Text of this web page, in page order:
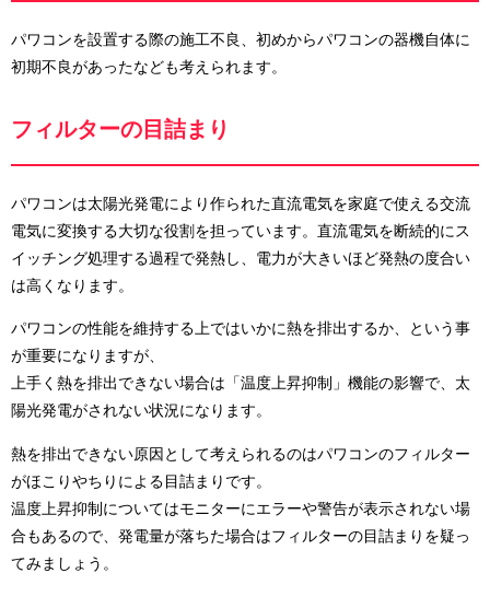
パワコンを設置する際の施工不良、初めからパワコンの器機自体に
初期不良があったなども考えられます。
フィルターの目詰まり
パワコンは太陽光発電により作られた直流電気を家庭で使える交流
電気に変換する大切な役割を担っています。直流電気を断続的にス
イッチング処理する過程で発熱し、電力が大きいほど発熱の度合い
は高くなります。
パワコンの性能を維持する上ではいかに熱を排出するか、という事
が重要になりますが、
上手く熱を排出できない場合は「温度上昇抑制」機能の影響で、太
陽光発電がされない状況になります。
熱を排出できない原因として考えられるのはパワコンのフィルター
がほこりやちりによる目詰まりです。
温度上昇抑制についてはモニターにエラーや警告が表示されない場
合もあるので、発電量が落ちた場合はフィルターの目詰まりを疑っ
てみましょう。